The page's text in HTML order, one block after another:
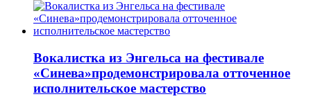
Вокалистка из Энгельса на фестивале
«Синева»продемонстрировала отточенное
исполнительское мастерство